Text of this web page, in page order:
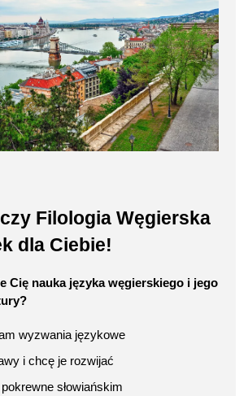
Filologia Węgierska
dla Ciebie!
Cię nauka języka węgierskiego i jego
wyzwania językowe
i chcę je rozwijać
słowiańskim